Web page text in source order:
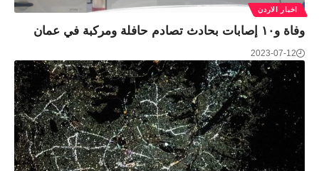
اخبار الاردن
وفاة و١٠ إصابات بحادث تصادم حافلة ومركبة في عمان
2023-07-12